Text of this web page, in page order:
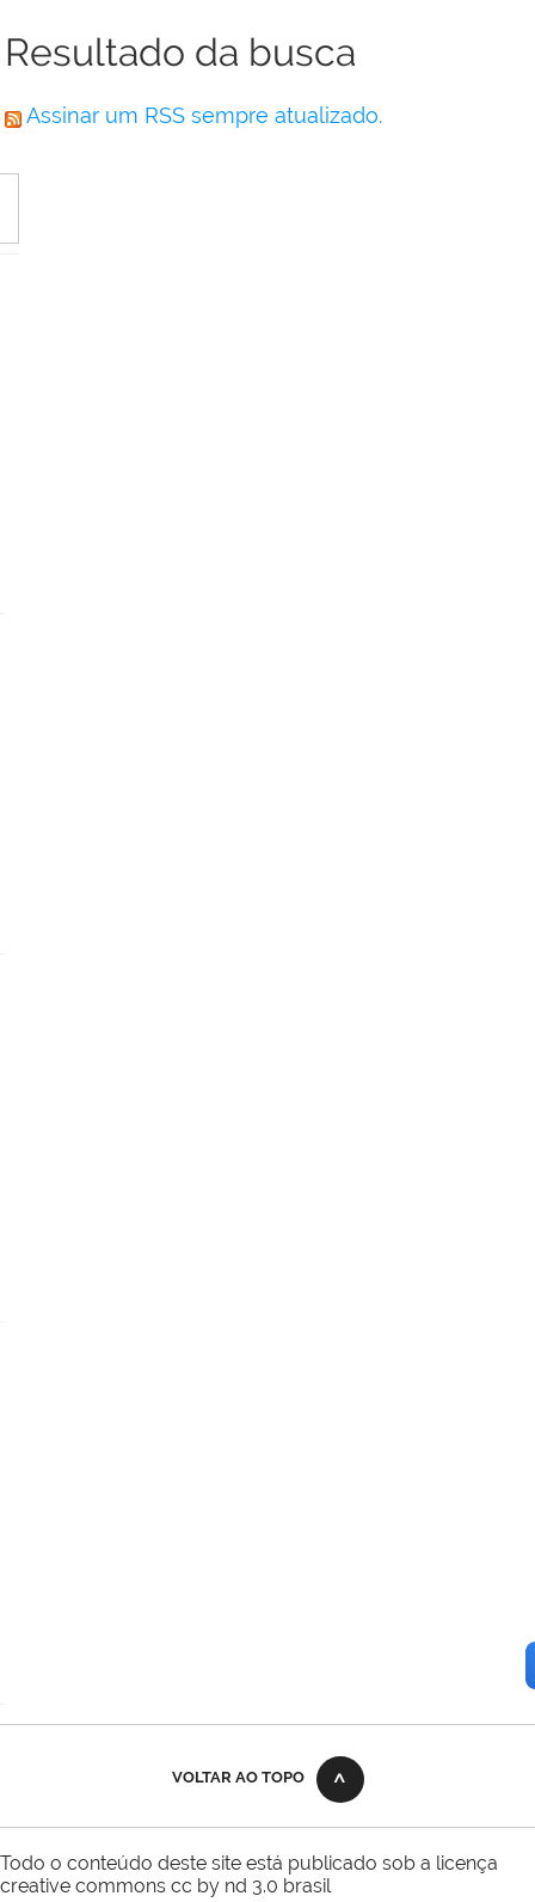
Resultado da busca
Assinar um RSS sempre atualizado.
VOLTAR AO TOPO
Todo o conteúdo deste site está publicado sob a licença
creative commons cc by nd 3.0 brasil